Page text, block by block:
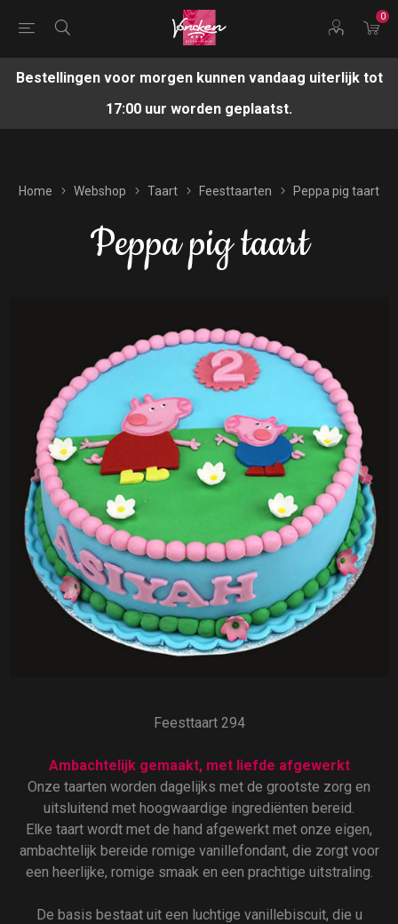
0
Bestellingen voor morgen kunnen vandaag uiterlijk tot
17:00 uur worden geplaatst.
Home Webshop Taart Feesttaarten Peppa pig taart
Peppa pig taart
Feesttaart 294
Ambachtelijk gemaakt, met liefde afgewerkt
Onze taarten worden dagelijks met de grootste zorg en
uitsluitend met hoogwaardige ingrediënten bereid.
Elke taart wordt met de hand afgewerkt met onze eigen,
ambachtelijk bereide romige vanillefondant, die zorgt voor
een heerlijke, romige smaak en een prachtige uitstraling.
De basis bestaat uit een luchtige vanillebiscuit, die u